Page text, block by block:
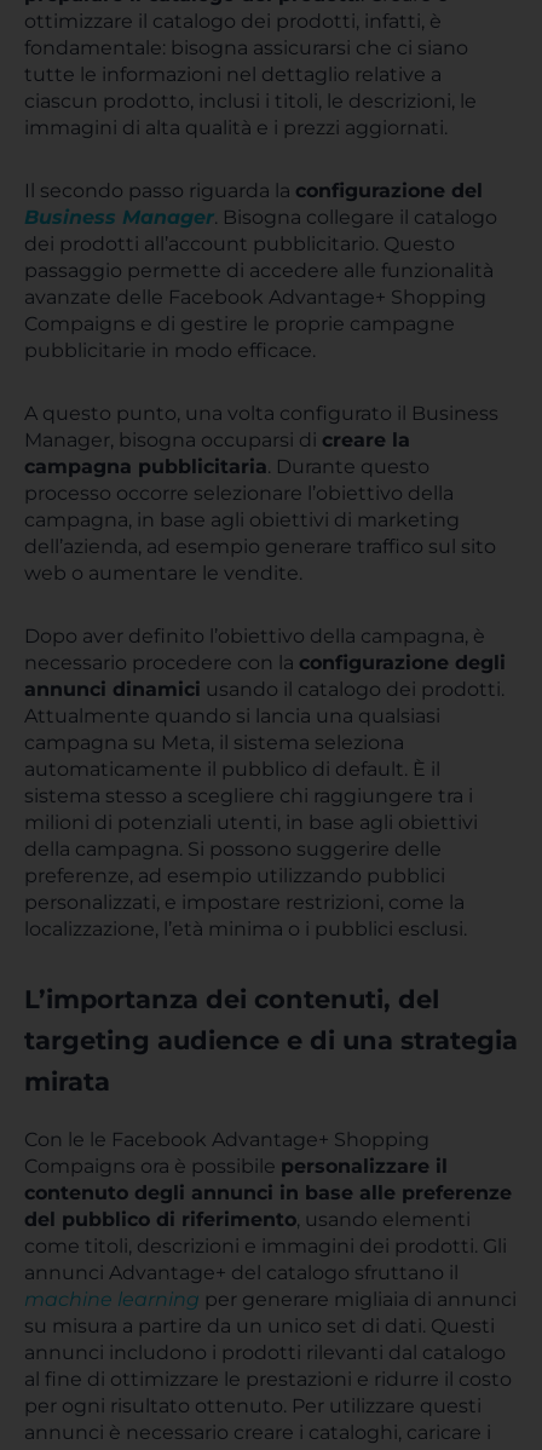
ottimizzare il catalogo dei prodotti, infatti, è
fondamentale: bisogna assicurarsi che ci siano
tutte le informazioni nel dettaglio relative a
ciascun prodotto, inclusi i titoli, le descrizioni, le
immagini di alta qualità e i prezzi aggiornati.
Il secondo passo riguarda la configurazione del
Business Manager. Bisogna collegare il catalogo
dei prodotti all’account pubblicitario. Questo
passaggio permette di accedere alle funzionalità
avanzate delle Facebook Advantage+ Shopping
Compaigns e di gestire le proprie campagne
pubblicitarie in modo efficace.
A questo punto, una volta configurato il Business
Manager, bisogna occuparsi di creare la
campagna pubblicitaria. Durante questo
processo occorre selezionare l’obiettivo della
campagna, in base agli obiettivi di marketing
dell’azienda, ad esempio generare traffico sul sito
web o aumentare le vendite.
Dopo aver definito l’obiettivo della campagna, è
necessario procedere con la configurazione degli
annunci dinamici usando il catalogo dei prodotti.
Attualmente quando si lancia una qualsiasi
campagna su Meta, il sistema seleziona
automaticamente il pubblico di default. È il
sistema stesso a scegliere chi raggiungere tra i
milioni di potenziali utenti, in base agli obiettivi
della campagna. Si possono suggerire delle
preferenze, ad esempio utilizzando pubblici
personalizzati, e impostare restrizioni, come la
localizzazione, l’età minima o i pubblici esclusi.
L’importanza dei contenuti, del
targeting audience e di una strategia
mirata
Con le le Facebook Advantage+ Shopping
Compaigns ora è possibile personalizzare il
contenuto degli annunci in base alle preferenze
del pubblico di riferimento, usando elementi
come titoli, descrizioni e immagini dei prodotti. Gli
annunci Advantage+ del catalogo sfruttano il
machine learning per generare migliaia di annunci
su misura a partire da un unico set di dati. Questi
annunci includono i prodotti rilevanti dal catalogo
al fine di ottimizzare le prestazioni e ridurre il costo
per ogni risultato ottenuto. Per utilizzare questi
annunci è necessario creare i cataloghi, caricare i